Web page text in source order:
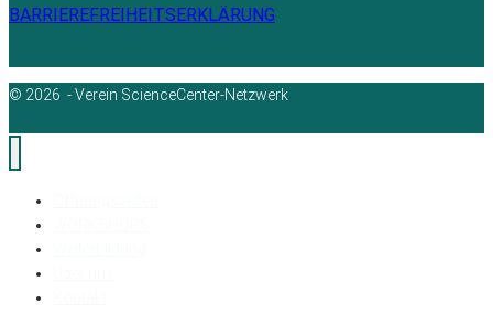
BARRIEREFREIHEITSERKLÄRUNG
© 2026 - Verein ScienceCenter-Netzwerk